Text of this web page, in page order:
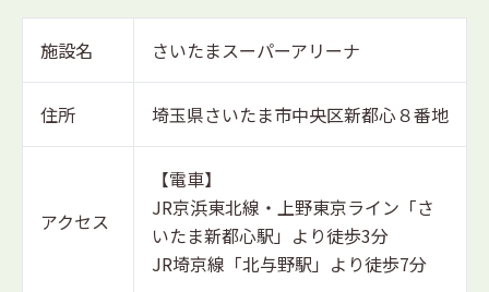
施設名 さいたまスーパーアリーナ
住所 埼玉県さいたま市中央区新都心８番地
アクセス
【電車】
JR京浜東北線・上野東京ライン「さ
いたま新都心駅」より徒歩3分
JR埼京線「北与野駅」より徒歩7分